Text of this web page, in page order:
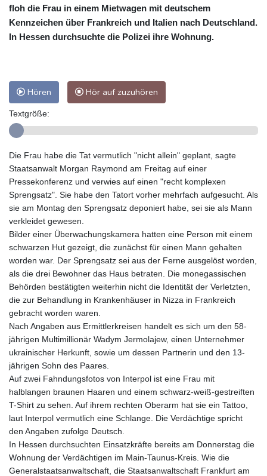
floh die Frau in einem Mietwagen mit deutschem
Kennzeichen über Frankreich und Italien nach Deutschland.
In Hessen durchsuchte die Polizei ihre Wohnung.
Hören Hör auf zuzuhören
Textgröße:
Die Frau habe die Tat vermutlich "nicht allein" geplant, sagte
Staatsanwalt Morgan Raymond am Freitag auf einer
Pressekonferenz und verwies auf einen "recht komplexen
Sprengsatz". Sie habe den Tatort vorher mehrfach aufgesucht. Als
sie am Montag den Sprengsatz deponiert habe, sei sie als Mann
verkleidet gewesen.
Bilder einer Überwachungskamera hatten eine Person mit einem
schwarzen Hut gezeigt, die zunächst für einen Mann gehalten
worden war. Der Sprengsatz sei aus der Ferne ausgelöst worden,
als die drei Bewohner das Haus betraten. Die monegassischen
Behörden bestätigten weiterhin nicht die Identität der Verletzten,
die zur Behandlung in Krankenhäuser in Nizza in Frankreich
gebracht worden waren.
Nach Angaben aus Ermittlerkreisen handelt es sich um den 58-
jährigen Multimillionär Wadym Jermolajew, einen Unternehmer
ukrainischer Herkunft, sowie um dessen Partnerin und den 13-
jährigen Sohn des Paares.
Auf zwei Fahndungsfotos von Interpol ist eine Frau mit
halblangen braunen Haaren und einem schwarz-weiß-gestreiften
T-Shirt zu sehen. Auf ihrem rechten Oberarm hat sie ein Tattoo,
laut Interpol vermutlich eine Schlange. Die Verdächtige spricht
den Angaben zufolge Deutsch.
In Hessen durchsuchten Einsatzkräfte bereits am Donnerstag die
Wohnung der Verdächtigen im Main-Taunus-Kreis. Wie die
Generalstaatsanwaltschaft, die Staatsanwaltschaft Frankfurt am